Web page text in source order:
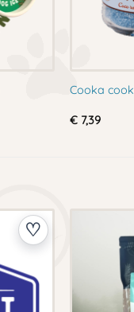
Cooka
€ 7,39